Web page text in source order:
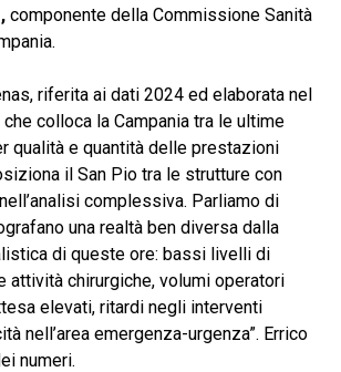
componente della Commissione Sanità
riferita ai dati 2024 ed elaborata nel
colloca la Campania tra le ultime
qualità e quantità delle prestazioni
il San Pio tra le strutture con
complessiva. Parliamo di
una realtà ben diversa dalla
di queste ore: bassi livelli di
attività chirurgiche, volumi operatori
elevati, ritardi negli interventi
nell’area emergenza-urgenza”. Errico
numeri.